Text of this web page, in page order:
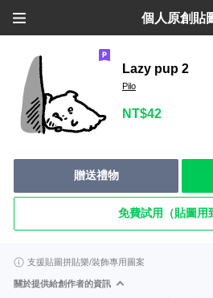
個人原創貼
Lazy pup 2
Pilo
NT$42
贈送禮物
免費試用（貼圖用
支援貼圖拼貼樂/裝飾專用圖案
關於提供給創作者的資訊